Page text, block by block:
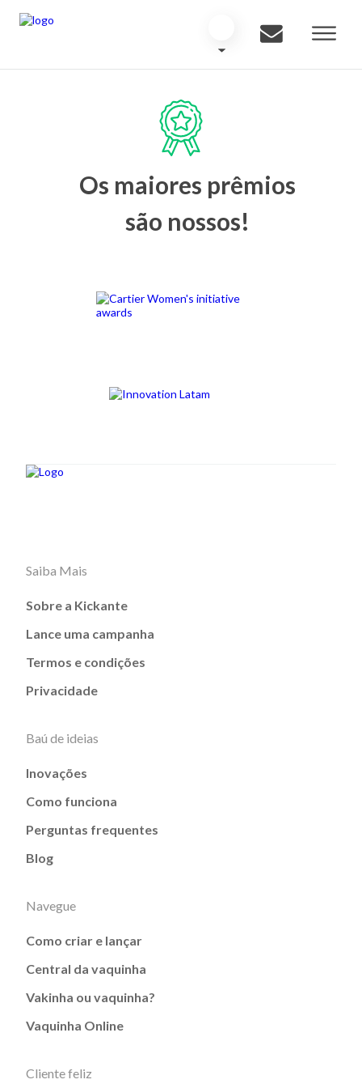
Os maiores prêmios
são nossos!
Saiba Mais
Sobre a Kickante
Lance uma campanha
Termos e condições
Privacidade
Baú de ideias
Inovações
Como funciona
Perguntas frequentes
Blog
Navegue
Como criar e lançar
Central da vaquinha
Vakinha ou vaquinha?
Vaquinha Online
Cliente feliz